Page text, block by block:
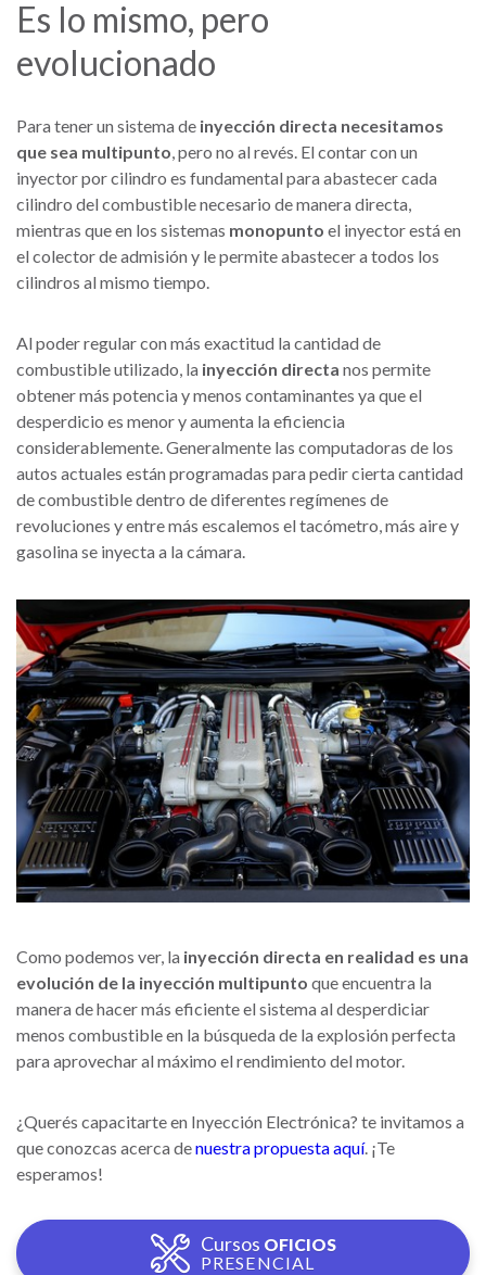
Es lo mismo, pero
evolucionado
Para tener un sistema de inyección directa necesitamos
que sea multipunto, pero no al revés. El contar con un
inyector por cilindro es fundamental para abastecer cada
cilindro del combustible necesario de manera directa,
mientras que en los sistemas monopunto el inyector está en
el colector de admisión y le permite abastecer a todos los
cilindros al mismo tiempo.
Al poder regular con más exactitud la cantidad de
combustible utilizado, la inyección directa nos permite
obtener más potencia y menos contaminantes ya que el
desperdicio es menor y aumenta la eficiencia
considerablemente. Generalmente las computadoras de los
autos actuales están programadas para pedir cierta cantidad
de combustible dentro de diferentes regímenes de
revoluciones y entre más escalemos el tacómetro, más aire y
gasolina se inyecta a la cámara.
Como podemos ver, la inyección directa en realidad es una
evolución de la inyección multipunto que encuentra la
manera de hacer más eficiente el sistema al desperdiciar
menos combustible en la búsqueda de la explosión perfecta
para aprovechar al máximo el rendimiento del motor.
¿Querés capacitarte en Inyección Electrónica? te invitamos a
que conozcas acerca denuestra propuesta aquí. ¡Te
esperamos!
Cursos OFICIOS
PRESENCIAL